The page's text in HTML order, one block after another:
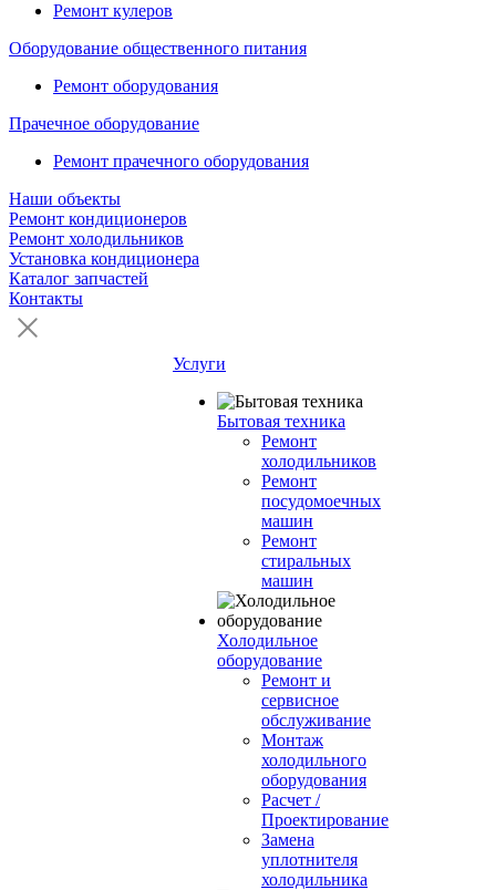
Ремонт кулеров
Оборудование общественного питания
Ремонт оборудования
Прачечное оборудование
Ремонт прачечного оборудования
Наши объекты
Ремонт кондиционеров
Ремонт холодильников
Установка кондиционера
Каталог запчастей
Контакты
Услуги
Бытовая техника
Ремонт
холодильников
Ремонт
посудомоечных
машин
Ремонт
стиральных
машин
Холодильное
оборудование
Ремонт и
сервисное
обслуживание
Монтаж
холодильного
оборудования
Расчет /
Проектирование
Замена
уплотнителя
холодильника